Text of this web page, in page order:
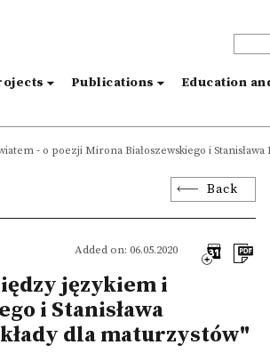
Publications Education
- o poezji Mirona Białoszewskiego i
Back
Added on: 06.05.2020
językiem i
i Stanisława
dla maturzystów"